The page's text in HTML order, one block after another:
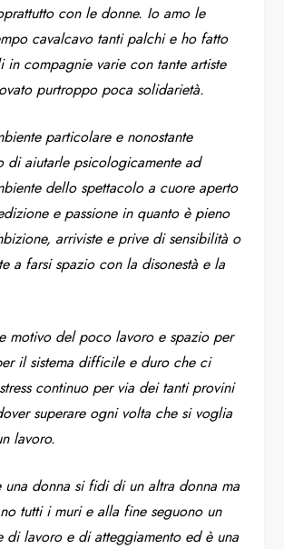
con le donne. Io amo le
cavalcavo tanti palchi e ho fatto
in compagnie varie con tante artiste
purtroppo poca solidarietà.
particolare e nonostante
di aiutarle psicologicamente ad
dello spettacolo a cuore aperto
e passione in quanto è pieno
arriviste e prive di sensibilità o
a farsi spazio con la disonestà e la
motivo del poco lavoro e spazio per
il sistema difficile e duro che ci
continuo per via dei tanti provini
superare ogni volta che si voglia
lavoro.
donna si fidi di un altra donna ma
tutti i muri e alla fine seguono un
di lavoro e di atteggiamento ed è una